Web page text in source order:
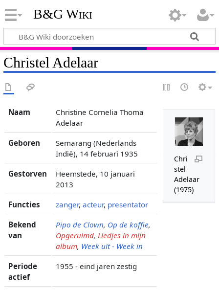
B&G Wiki
Christel Adelaar
Chri
stel
Adelaar
(1975)
Naam
Christine Cornelia Thoma
Adelaar
Geboren
Semarang (Nederlands
Indië), 14 februari 1935
Gestorven
Heemstede, 10 januari
2013
Functies zanger, acteur, presentator
Bekend
van
Pipo de Clown, Op de koffie,
Opgeruimd, Liedjes in mijn
album, Week uit - Week in
Periode
actief
1955 - eind jaren zestig